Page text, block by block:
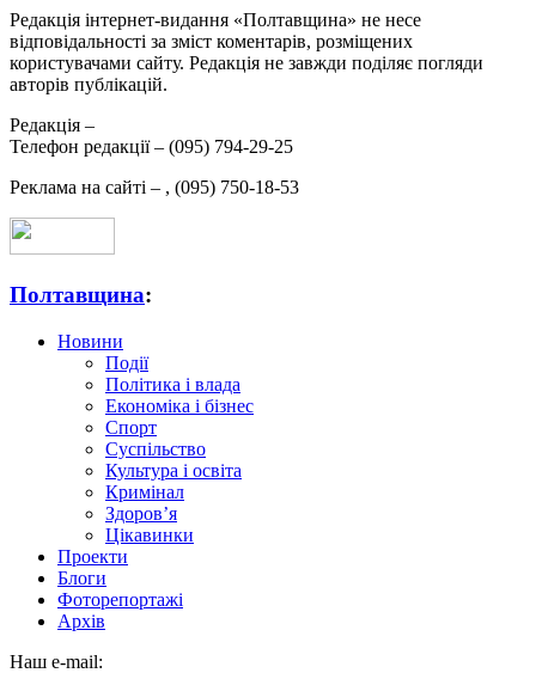
Редакція інтернет-видання «Полтавщина» не несе
відповідальності за зміст коментарів, розміщених
користувачами сайту. Редакція не завжди поділяє погляди
авторів публікацій.
Редакція –
Телефон редакції – (095) 794-29-25
Реклама на сайті – , (095) 750-18-53
Полтавщина:
Новини
Події
Політика і влада
Економіка і бізнес
Спорт
Суспільство
Культура і освіта
Кримінал
Здоров’я
Цікавинки
Проекти
Блоги
Фоторепортажі
Архів
Наш e-mail: